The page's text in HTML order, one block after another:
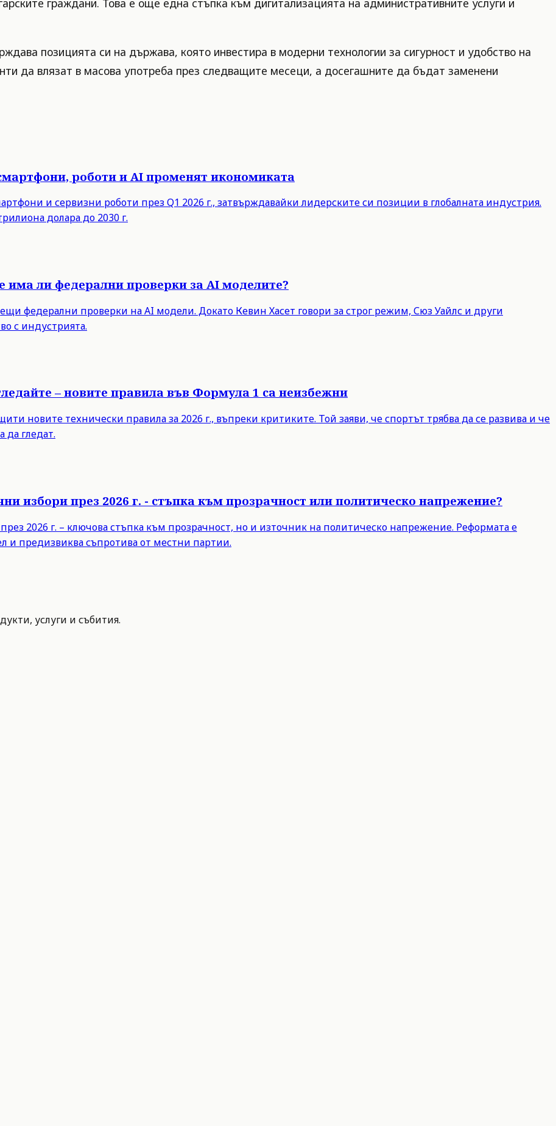
граждани. Това е още една стъпка към дигитализацията на административните услуги и
позицията си на държава, която инвестира в модерни технологии за сигурност и удобство на
да влязат в масова употреба през следващите месеци, а досегашните да бъдат заменени
роботи и AI променят икономиката
и сервизни роботи през Q1 2026 г., затвърждавайки лидерските си позиции в глобалната индустрия.
долара до 2030 г.
ли федерални проверки за AI моделите?
федерални проверки на AI модели. Докато Кевин Хасет говори за строг режим, Сюз Уайлс и други
с индустрията.
– новите правила във Формула 1 са неизбежни
новите технически правила за 2026 г., въпреки критиките. Той заяви, че спортът трябва да се развива и че
да гледат.
избори през 2026 г. - стъпка към прозрачност или политическо напрежение?
2026 г. – ключова стъпка към прозрачност, но и източник на политическо напрежение. Реформата е
и предизвиква съпротива от местни партии.
услуги и събития.